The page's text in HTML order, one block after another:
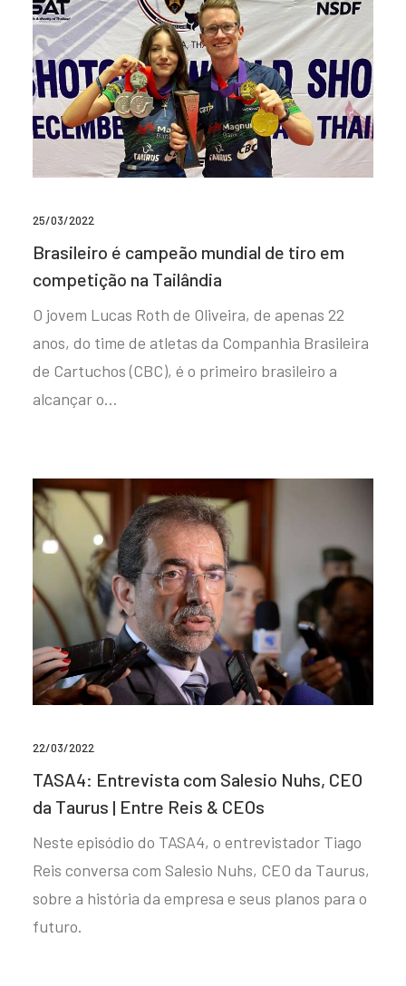
25/03/2022
Brasileiro é campeão mundial de tiro em
competição na Tailândia
O jovem Lucas Roth de Oliveira, de apenas 22
anos, do time de atletas da Companhia Brasileira
de Cartuchos (CBC), é o primeiro brasileiro a
alcançar o…
22/03/2022
TASA4: Entrevista com Salesio Nuhs, CEO
da Taurus | Entre Reis & CEOs
Neste episódio do TASA4, o entrevistador Tiago
Reis conversa com Salesio Nuhs, CEO da Taurus,
sobre a história da empresa e seus planos para o
futuro.